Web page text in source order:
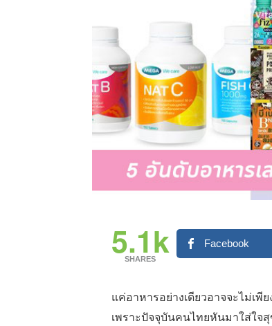
5.1k
SHARES
Facebook
แค่อาหารอย่างเดียวอาจจะไม่เ
เพราะปัจจุบันคนไทยหันมาใส่ใจ